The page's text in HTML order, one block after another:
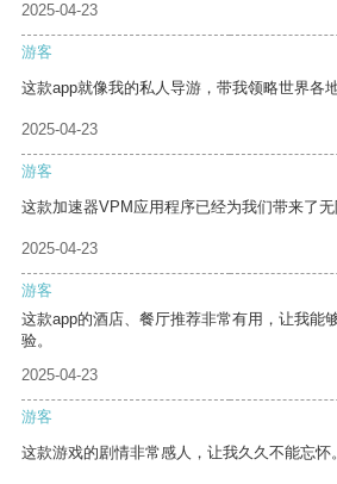
2025-04-23
游客
这款app就像我的私人导游，带我领略世界各
2025-04-23
游客
这款加速器VPM应用程序已经为我们带来了无
2025-04-23
游客
这款app的酒店、餐厅推荐非常有用，让我能
验。
2025-04-23
游客
这款游戏的剧情非常感人，让我久久不能忘怀。